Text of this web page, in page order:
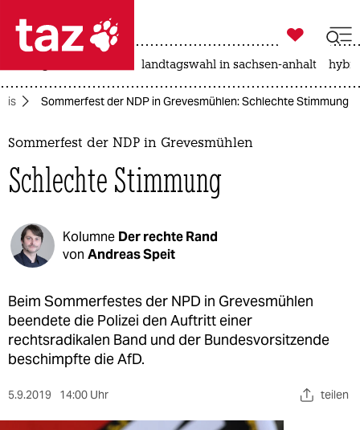
 taz zahl ich
taz zahl ich
themen
politik
öko
gesellschaft
kultur
sport
berlin
nord

taz zahl ich
landtagswahl in sachsen-anhalt
Sommerfest der NDP in Grevesmühlen: Schlechte Stimmung
Sommerfest der NDP in Grevesmühlen
Schlechte Stimmung
Kolumne Der rechte Rand
von Andreas Speit
Beim Sommerfestes der NPD in Grevesmühlen
beendete die Polizei den Auftritt einer
rechtsradikalen Band und der Bundesvorsitzende
beschimpfte die AfD.
5.9.2019 14:00 Uhr teilen